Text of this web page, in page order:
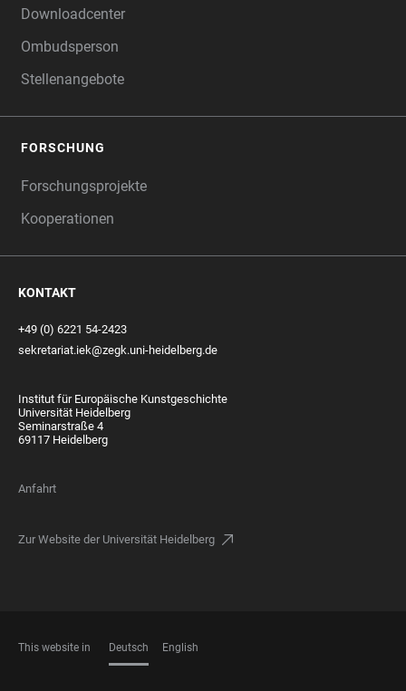
Downloadcenter
Ombudsperson
Stellenangebote
FORSCHUNG
Forschungsprojekte
Kooperationen
KONTAKT
+49 (0) 6221 54-2423
sekretariat.iek@zegk.uni-heidelberg.de
Institut für Europäische Kunstgeschichte
Universität Heidelberg
Seminarstraße 4
69117 Heidelberg
Anfahrt
Zur Website der Universität Heidelberg
This website in Deutsch English